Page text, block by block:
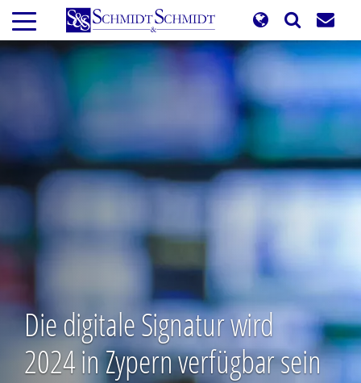
Direkt
zum
Inhalt
Die digitale Signatur wird
2024 in Zypern verfügbar sein